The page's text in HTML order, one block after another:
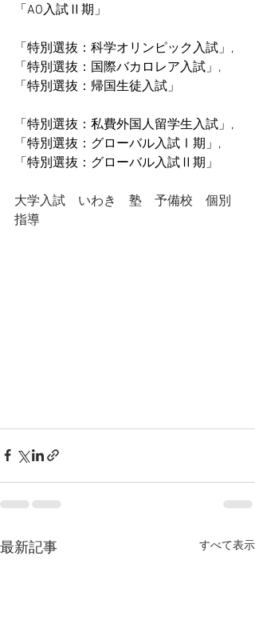
「AO入試Ⅱ期」
「特別選抜：科学オリンピック入試」,
「特別選抜：国際バカロレア入試」,
「特別選抜：帰国生徒入試」
「特別選抜：私費外国人留学生入試」,
「特別選抜：グローバル入試Ⅰ期」,
「特別選抜：グローバル入試Ⅱ期」
大学入試　いわき　塾　予備校　個別
指導
最新記事 すべて表示